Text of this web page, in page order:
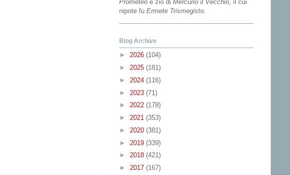
Prometeo e zio di Mercurio il Vecchio , il cui
nipote fu Ermete Trismegisto
Blog Archive
► 2026 (104)
► 2025 (181)
► 2024 (116)
► 2023 (71)
► 2022 (178)
► 2021 (353)
► 2020 (381)
► 2019 (339)
► 2018 (421)
► 2017 (167)